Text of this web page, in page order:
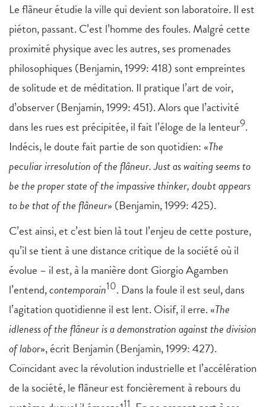
Le flâneur étudie la ville qui devient son laboratoire. Il est
piéton, passant. C’est l’homme des foules. Malgré cette
proximité physique avec les autres, ses promenades
philosophiques (Benjamin, 1999: 418) sont empreintes
de solitude et de méditation. Il pratique l’art de voir,
d’observer (Benjamin, 1999: 451). Alors que l’activité
dans les rues est précipitée, il fait l’éloge de la lenteur9.
Indécis, le doute fait partie de son quotidien: «The
peculiar irresolution of the flâneur. Just as waiting seems to
be the proper state of the impassive thinker, doubt appears
to be that of the flâneur» (Benjamin, 1999: 425).
C’est ainsi, et c’est bien là tout l’enjeu de cette posture,
qu’il se tient à une distance critique de la société où il
évolue – il est, à la manière dont Giorgio Agamben
l’entend,contemporain10. Dans la foule il est seul, dans
l’agitation quotidienne il est lent. Oisif, il erre. «The
idleness of the flâneur is a demonstration against the division
of labor», écrit Benjamin (Benjamin, 1999: 427).
Coïncidant avec la révolution industrielle et l’accélération
de la société, le flâneur est foncièrement à rebours du
11